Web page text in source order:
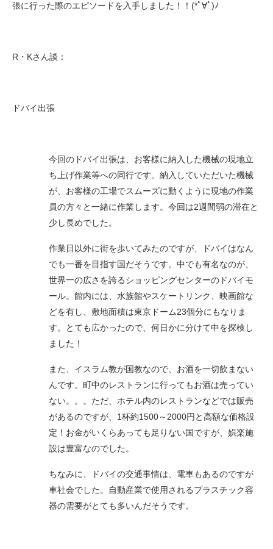
張に行った際のエピソードを入手しました！！(*ﾟ∀ﾟ)ﾉ
R・Kさん談：
ドバイ出張
今回のドバイ出張は、お客様に納入した機械の現地立
ち上げ作業等への同行です。納入していただいた機械
が、お客様の工場でスムーズに動くように現地の作業
員の方々と一緒に作業します。今回は2週間弱の滞在と
少し長めでした。
作業日以外に街を歩いてみたのですが、ドバイはなん
でも一番を目指す国だそうです。中でも有名なのが、
世界一の広さを誇るショッピングセンターのドバイモ
ール。館内には、水族館やスケートリンク、映画館な
どを有し、敷地面積は東京ドーム23個分にもなりま
す。とても広かったので、何日かに分けて中を探検し
ました！
また、イスラム教が国教なので、お酒を一切飲まない
んです。町中のレストランに行ってもお酒は売ってい
ない。。。ただ、ホテル内のレストランなどでは販売
があるのですが、1杯約1500～2000円と高額な価格設
定！お金がいくらあっても足りない国ですが、娯楽施
設は豊富なのでした。
ちなみに、ドバイの交通事情は、電車もあるのですが
車社会でした。自動産業で使用されるプラスチック容
器の需要がとても多いんだそうです。